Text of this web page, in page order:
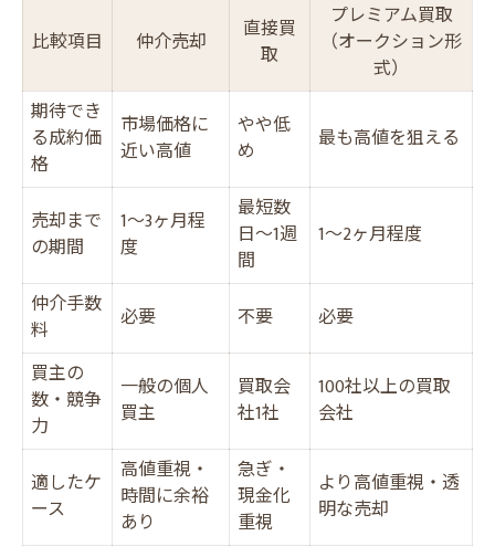
比較項目 仲介売却
直接買
取
プレミアム買取
（オークション形
式）
期待でき
る成約価
格
市場価格に
近い高値
やや低
め
最も高値を狙える
売却まで
の期間
1〜3ヶ月程
度
最短数
日〜1週
間
1〜2ヶ月程度
仲介手数
料
必要 不要
必要
買主の
数・競争
力
一般の個人
買主
買取会
社1社
100社以上の買取
会社
適したケ
ース
高値重視・
時間に余裕
あり
急ぎ・
現金化
重視
より高値重視・透
明な売却